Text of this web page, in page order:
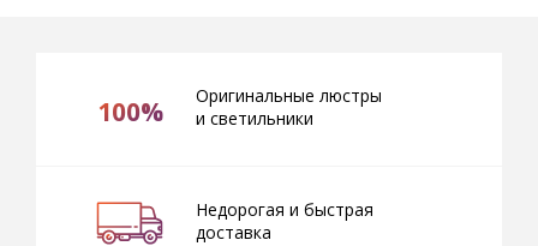
100%
Оригинальные люстры
и светильники
Недорогая и быстрая
доставка